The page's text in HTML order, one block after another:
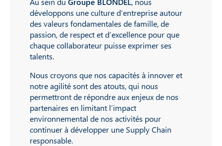
développons une culture d’entreprise autour
des valeurs fondamentales de famille, de
passion, de respect et d’excellence pour que
chaque collaborateur puisse exprimer ses
talents.
Nous croyons que nos capacités à innover et
notre agilité sont des atouts, qui nous
permettront de répondre aux enjeux de nos
partenaires en limitant l’impact
environnemental de nos activités pour
continuer à développer une Supply Chain
responsable.